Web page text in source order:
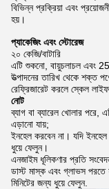
বিভিন্ন প্রক্রিয়া এবং
হয়।
প্যাকেজিং এবং স্টোরেজ
২০ কেজি/বাটারি
এটি শুকনো, বায়ুচলাচল এবং
উত্পাদনের তারিখ থেকে শক্ত
রেফ্রিজারেট করলে স্কেল লাইফ
নোট
ব্যাগ বা ব্যারেল খোলার পরে,
এড়ানো যায়;
ইনহেল করবেন না। যদি
ধুয়ে ফেলুন।
এনজাইম ধূলিকণার প্রতি
ডাস্ট মাস্ক এবং গ্লাভস পরতে
মিনিটের জন্য ধুয়ে ফেলুন.